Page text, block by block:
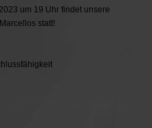
um 19 Uhr findet unsere
statt!